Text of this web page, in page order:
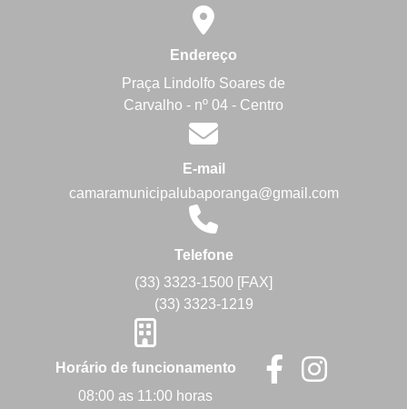
Endereço
Praça Lindolfo Soares de
Carvalho - nº 04 - Centro
E-mail
camaramunicipalubaporanga@gmail.com
Telefone
(33) 3323-1500 [FAX]
(33) 3323-1219
Horário de funcionamento
08:00 as 11:00 horas